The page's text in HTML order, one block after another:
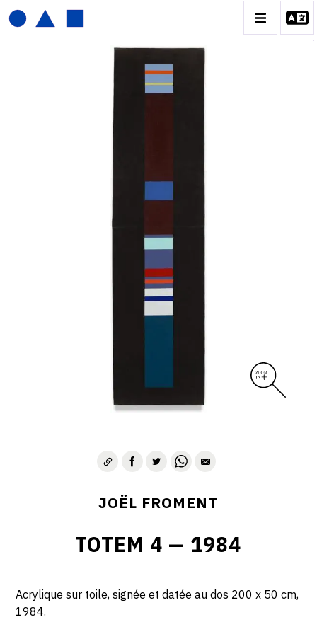
JOËL FROMENT
BIOGRAPHIE
CATALOGUE DES OEUVRES
JOËL FROMENT
TOTEM 4 — 1984
Acrylique sur toile, signée et datée au dos 200 x 50 cm,
1984.